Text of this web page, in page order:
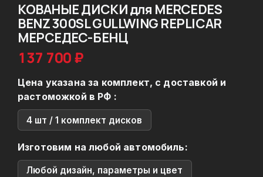
КОВАНЫЕ ДИСКИ для MERCEDES
BENZ 300SL GULLWING REPLICAR
МЕРСЕДЕС-БЕНЦ
137 700 ₽
Цена указана за комплект, с доставкой и
растоможкой в РФ :
4 шт / 1 комплект дисков
Изготовим на любой автомобиль:
Любой дизайн, параметры и цвет